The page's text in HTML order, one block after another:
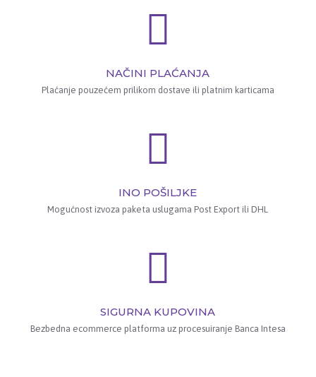
NAČINI PLAĆANJA
Plaćanje pouzećem prilikom dostave ili platnim karticama
INO POŠILJKE
Mogućnost izvoza paketa uslugama Post Export ili DHL
SIGURNA KUPOVINA
Bezbedna ecommerce platforma uz procesuiranje Banca Intesa